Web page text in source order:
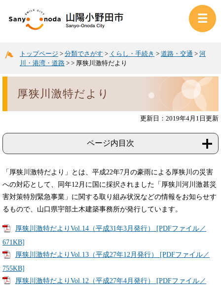
トップページ > 分類でさがす > くらし・手続き > 道路・交通 > 河
川・港湾・道路 > > 厚狭川激特だより
厚狭川激特だより
更新日：2019年4月1日更新
ページ内目次
「厚狭川激特だより」とは、平成22年7月の豪雨による厚狭川の災害
への対応として、同年12月に国に採択されました「厚狭川河川激甚災
害対策特別緊急事業」に関する取り組み状況などの情報をお知らせす
るもので、山口県宇部土木建築事務所が発行しています。
厚狭川激特だよりVol.14（平成31年3月発行） [PDFファイル／
671KB]
厚狭川激特だよりVol.13（平成27年12月発行） [PDFファイル／
755KB]
厚狭川激特だよりVol.12（平成27年4月発行） [PDFファイル／